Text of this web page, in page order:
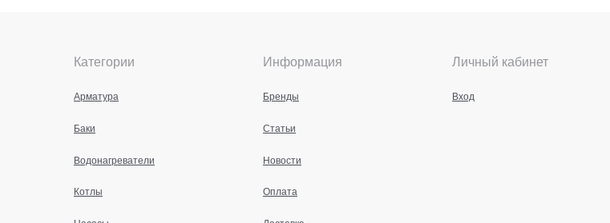
Категории
Арматура
Баки
Водонагреватели
Котлы
Информация
Бренды
Статьи
Новости
Оплата
Личный кабинет
Вход